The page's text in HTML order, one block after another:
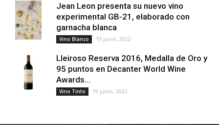
Jean Leon presenta su nuevo vino
experimental GB-21, elaborado con
garnacha blanca
Vino Blanco 19 junio, 2022
Lleiroso Reserva 2016, Medalla de Oro y
95 puntos en Decanter World Wine
Awards...
Vino Tinto 19 junio, 2022